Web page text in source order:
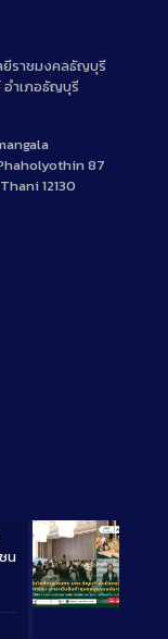
ยีราชมงคลธัญบุรี
อำเภอธัญบุรี
87
12130
Long
น